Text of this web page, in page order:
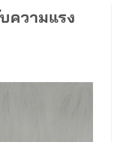
ความแรง